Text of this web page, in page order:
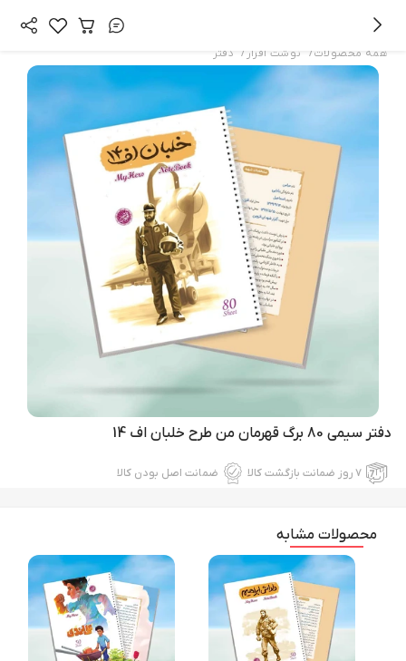
همه محصولات/ نوشت افزار / دفتر
دفتر سیمی 80 برگ قهرمان من طرح خلبان اف 14
۷ روز ضمانت بازگشت کالا ضمانت اصل بودن کالا
محصولات مشابه